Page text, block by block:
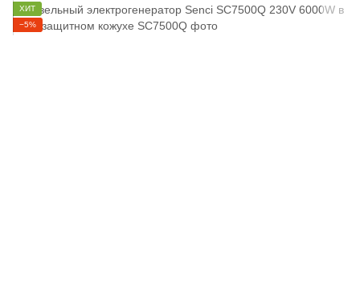
ХИТ
−5%